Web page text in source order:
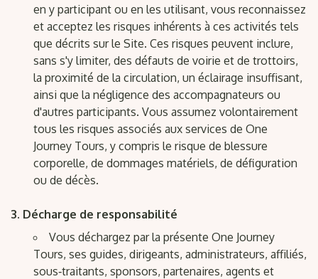
en y participant ou en les utilisant, vous reconnaissez
et acceptez les risques inhérents à ces activités tels
que décrits sur le Site. Ces risques peuvent inclure,
sans s'y limiter, des défauts de voirie et de trottoirs,
la proximité de la circulation, un éclairage insuffisant,
ainsi que la négligence des accompagnateurs ou
d'autres participants. Vous assumez volontairement
tous les risques associés aux services de One
Journey Tours, y compris le risque de blessure
corporelle, de dommages matériels, de défiguration
ou de décès.
Décharge de responsabilité
Vous déchargez par la présente One Journey
Tours, ses guides, dirigeants, administrateurs, affiliés,
sous‑traitants, sponsors, partenaires, agents et